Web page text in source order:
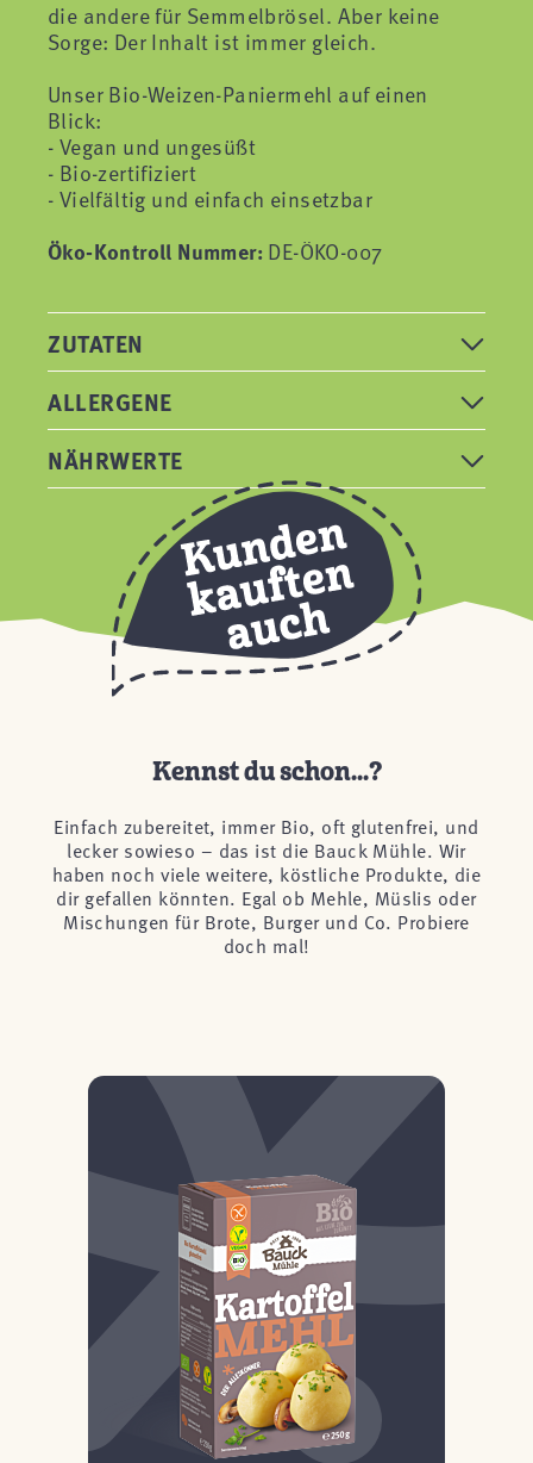
die andere für Semmelbrösel. Aber keine
Sorge: Der Inhalt ist immer gleich.
Unser Bio-Weizen-Paniermehl auf einen
Blick:
- Vegan und ungesüßt
- Bio-zertifiziert
- Vielfältig und einfach einsetzbar
Öko-Kontroll Nummer: DE-ÖKO-007
ZUTATEN
ALLERGENE
NÄHRWERTE
Kennst du schon...?
Einfach zubereitet, immer Bio, oft glutenfrei, und
lecker sowieso – das ist die Bauck Mühle. Wir
haben noch viele weitere, köstliche Produkte, die
dir gefallen könnten. Egal ob Mehle, Müslis oder
Mischungen für Brote, Burger und Co. Probiere
doch mal!